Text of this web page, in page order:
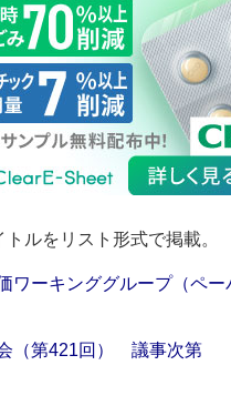
ルをリスト形式で掲載。
ワーキンググループ（ペ
（第421回） 議事次第